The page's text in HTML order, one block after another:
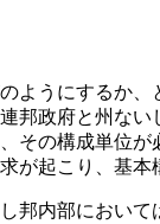
ようにするか
邦政府と州な
その構成単位
が起こり、基
邦内部におい